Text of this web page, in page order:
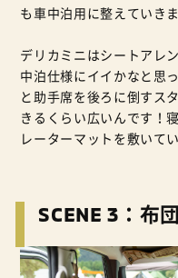
も車中泊用に整えていきま
デリカミニはシートアレ
中泊仕様にイイかなと思
と助手席を後ろに倒すス
きるくらい広いんです！
レーターマットを敷いて
SCENE 3：布